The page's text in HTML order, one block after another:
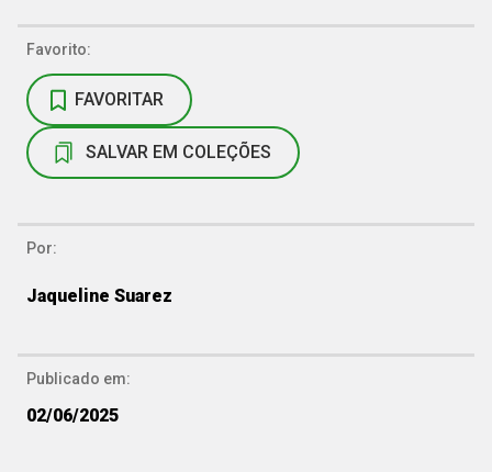
Favorito:
FAVORITAR
SALVAR EM COLEÇÕES
Por:
Jaqueline Suarez
Publicado em:
02/06/2025